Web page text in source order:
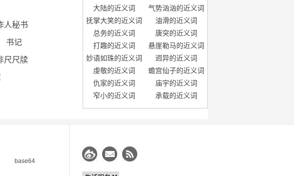
人秘书
书记
尺尺牍
大陆的近义词
气势汹汹的近义词
抚掌大笑的近义词
油滑的近义词
总务的近义词
唐突的近义词
打趣的近义词
悬崖勒马的近义词
妙语如珠的近义词
迥异的近义词
虔敬的近义词
蟾宫仙子的近义词
仇家的近义词
庙宇的近义词
窄小的近义词
承载的近义词
base64